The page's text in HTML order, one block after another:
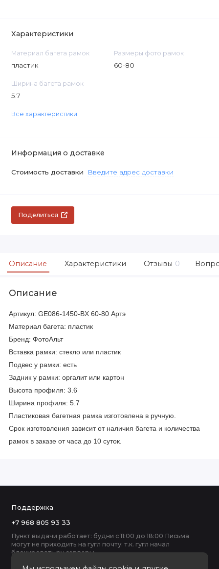
Характеристики
Материал багета рамок
пластик
Размеры фото рамок
60-80
Ширина багета рамок
5.7
Все характеристики
Информация о доставке
Стоимость доставки Введите адрес доставки
Поделиться
Описание Характеристики Отзывы 0
Описание
Артикул: GE086-1450-BX 60-80 Артэ
Материал багета: пластик
Бренд: ФотоАльт
Вставка рамки: стекло или пластик
Подвес у рамки: есть
Задник у рамки: оргалит или картон
Высота профиля: 3.6
Ширина профиля: 5.7
Пластиковая багетная рамка изготовлена в ручную.
Срок изготовления зависит от наличия багета и количества
рамок в заказе от часа до 10 суток.
Поддержка
+7 968 805 93 33
Пункт выдачи работает: будни с 11:00 до 18:00 Письма
могут не приходить на гугл почту: т.к. гугл начал
блокировать ру серверы